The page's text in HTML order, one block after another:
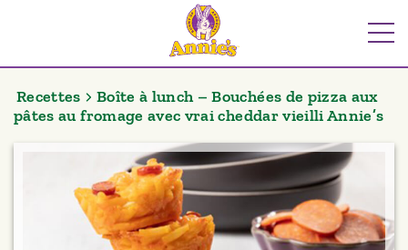
Recettes
Boîte à lunch – Bouchées de pizza aux
pâtes au fromage avec vrai cheddar vieilli Annie’s